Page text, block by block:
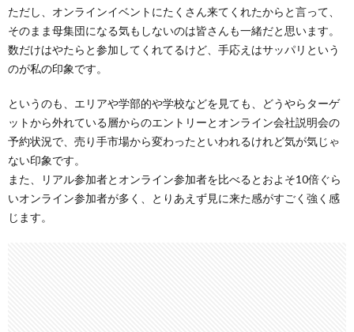
ただし、オンラインイベントにたくさん来てくれたからと言って、
そのまま母集団になる気もしないのは皆さんも一緒だと思います。
数だけはやたらと参加してくれてるけど、手応えはサッパリという
のが私の印象です。
というのも、エリアや学部的や学校などを見ても、どうやらターゲ
ットから外れている層からのエントリーとオンライン会社説明会の
予約状況で、売り手市場から変わったといわれるけれど気が気じゃ
ない印象です。
また、リアル参加者とオンライン参加者を比べるとおよそ10倍ぐら
いオンライン参加者が多く、とりあえず見に来た感がすごく強く感
じます。